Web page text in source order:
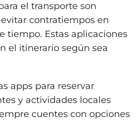
el transporte son
contratiempos en
tiempo. Estas aplicaciones
el itinerario según sea
apps para reservar
y actividades locales
cuentes con opciones